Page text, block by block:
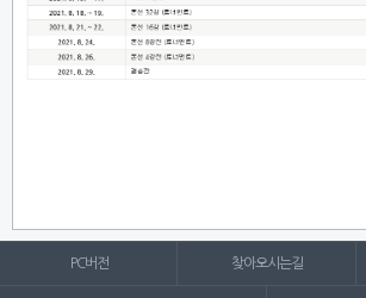
PC버전 찾아오시는길